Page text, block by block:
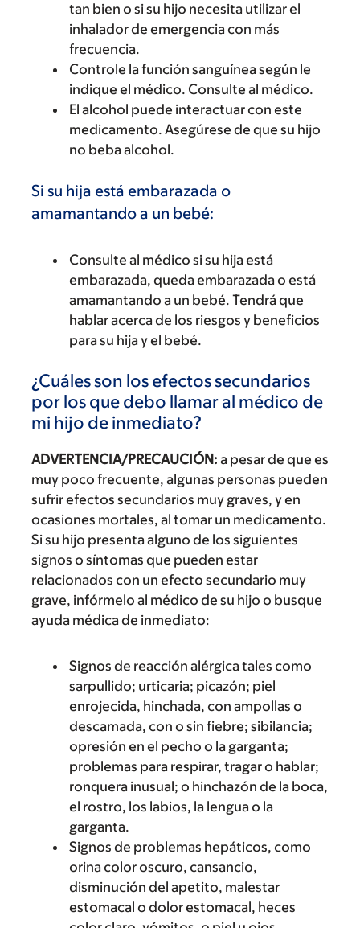
tan bien o si su hijo necesita utilizar el
inhalador de emergencia con más
frecuencia.
Controle la función sanguínea según le
indique el médico. Consulte al médico.
El alcohol puede interactuar con este
medicamento. Asegúrese de que su hijo
no beba alcohol.
Si su hija está embarazada o
amamantando a un bebé:
Consulte al médico si su hija está
embarazada, queda embarazada o está
amamantando a un bebé. Tendrá que
hablar acerca de los riesgos y beneficios
para su hija y el bebé.
¿Cuáles son los efectos secundarios
por los que debo llamar al médico de
mi hijo de inmediato?
ADVERTENCIA/PRECAUCIÓN: a pesar de que es
muy poco frecuente, algunas personas pueden
sufrir efectos secundarios muy graves, y en
ocasiones mortales, al tomar un medicamento.
Si su hijo presenta alguno de los siguientes
signos o síntomas que pueden estar
relacionados con un efecto secundario muy
grave, infórmelo al médico de su hijo o busque
ayuda médica de inmediato:
Signos de reacción alérgica tales como
sarpullido; urticaria; picazón; piel
enrojecida, hinchada, con ampollas o
descamada, con o sin fiebre; sibilancia;
opresión en el pecho o la garganta;
problemas para respirar, tragar o hablar;
ronquera inusual; o hinchazón de la boca,
el rostro, los labios, la lengua o la
garganta.
Signos de problemas hepáticos, como
orina color oscuro, cansancio,
disminución del apetito, malestar
estomacal o dolor estomacal, heces